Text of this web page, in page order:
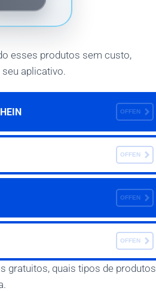
esses produtos sem custo,
aplicativo.
OFFEN
OFFEN
OFFEN
OFFEN
gratuitos, quais tipos de produtos